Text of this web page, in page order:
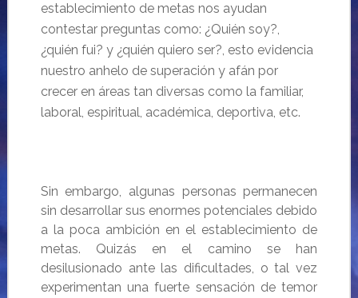
establecimiento de metas nos ayudan
contestar preguntas como: ¿Quién soy?,
¿quién fui? y ¿quién quiero ser?, esto evidencia
nuestro anhelo de superación y afán por
crecer en áreas tan diversas como la familiar,
laboral, espiritual, académica, deportiva, etc.
Sin embargo, algunas personas permanecen
sin desarrollar sus enormes potenciales debido
a la poca ambición en el establecimiento de
metas. Quizás en el camino se han
desilusionado ante las dificultades, o tal vez
experimentan una fuerte sensación de temor